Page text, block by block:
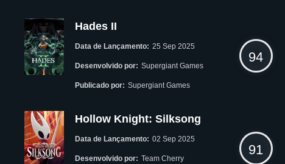
Hades II
Data de Lançamento: 25 Sep 2025
Desenvolvido por: Supergiant Games
Publicado por: Supergiant Games
94
Hollow Knight: Silksong
Data de Lançamento: 02 Sep 2025
Desenvolvido por: Team Cherry
91